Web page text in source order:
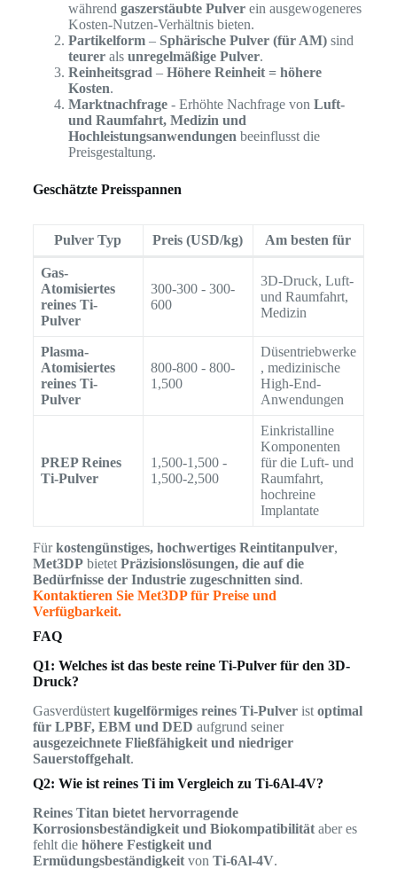
während gaszerstäubte Pulverein ausgewogeneres
Kosten-Nutzen-Verhältnis bieten.
Partikelform– Sphärische Pulver (für AM)sind
teurerals unregelmäßige Pulver.
Reinheitsgrad– Höhere Reinheit = höhere
Kosten.
Marktnachfrage- Erhöhte Nachfrage von Luft-
und Raumfahrt, Medizin und
Hochleistungsanwendungenbeeinflusst die
Preisgestaltung.
Geschätzte Preisspannen
Pulver Typ Preis (USD/kg) Am besten für
Gas-
Atomisiertes
reines Ti-
Pulver
300-300 - 300-
600
3D-Druck, Luft-
und Raumfahrt,
Medizin
Plasma-
Atomisiertes
reines Ti-
Pulver
800-800 - 800-
1,500
Düsentriebwerke
, medizinische
High-End-
Anwendungen
PREP Reines
Ti-Pulver
1,500-1,500 -
1,500-2,500
Einkristalline
Komponenten
für die Luft- und
Raumfahrt,
hochreine
Implantate
Fürkostengünstiges, hochwertiges Reintitanpulver,
Met3DPbietet Präzisionslösungen, die auf die
Bedürfnisse der Industrie zugeschnitten sind.
Kontaktieren Sie Met3DP für Preise und
Verfügbarkeit.
FAQ
Q1: Welches ist das beste reine Ti-Pulver für den 3D-
Druck?
Gasverdüstert kugelförmiges reines Ti-Pulverist optimal
für LPBF, EBM und DED aufgrund seiner
ausgezeichnete Fließfähigkeit und niedriger
Sauerstoffgehalt.
Q2: Wie ist reines Ti im Vergleich zu Ti-6Al-4V?
Reines Titan bietet hervorragende
Korrosionsbeständigkeit und Biokompatibilitätaber es
fehlt die höhere Festigkeit und
Ermüdungsbeständigkeitvon Ti-6Al-4V.